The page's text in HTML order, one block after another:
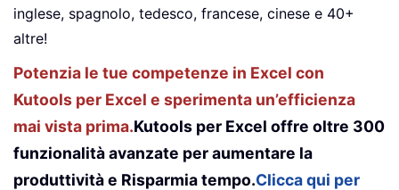
inglese, spagnolo, tedesco, francese, cinese e 40+
altre!
Potenzia le tue competenze in Excel con
Kutools per Excel e sperimenta un’efficienza
mai vista prima.Kutools per Excel offre oltre 300
funzionalità avanzate per aumentare la
produttività e Risparmia tempo.Clicca qui per